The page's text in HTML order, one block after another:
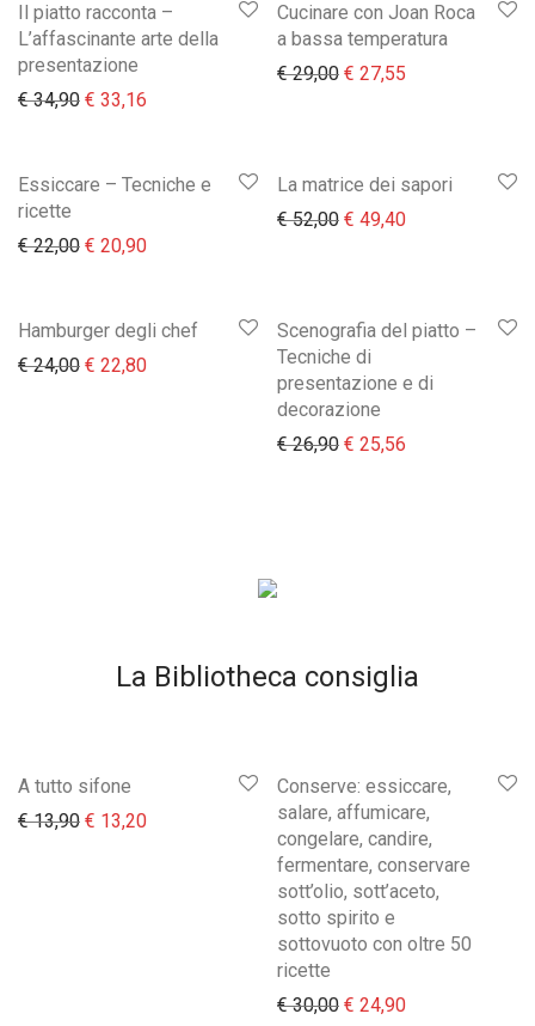
Il piatto racconta –
L’affascinante arte della
presentazione
€34,90 Il prezzo originale era: € 34,90.
€ 33,16
Cucinare con Joan Roca
a bassa temperatura
€29,00 Il prezzo originale era:
€ 27,55
Essiccare – Tecniche e
ricette
€22,00 Il prezzo originale era: € 22,00.
€ 20,90Il prezzo attuale è: € 20,90.
La matrice dei sapori
€52,00 Il prezzo originale era:
€ 49,40Il prezzo
Hamburger degli chef
€24,00 Il prezzo originale era: € 24,00.
€ 22,80Il prezzo attuale è: € 22,80.
Scenografia del piatto –
Tecniche di
presentazione e di
decorazione
€26,90 Il prezzo originale era:
€ 25,56
La Bibliotheca consiglia
A tutto sifone
€13,90 Il prezzo originale era: € 13,90.
€ 13,20Il prezzo attuale è: € 13,20.
Conserve: essiccare,
salare, affumicare,
congelare, candire,
fermentare, conservare
sott’olio, sott’aceto,
sotto spirito e
sottovuoto con oltre 50
ricette
€30,00 Il prezzo originale era:
€ 24,90Il prezzo